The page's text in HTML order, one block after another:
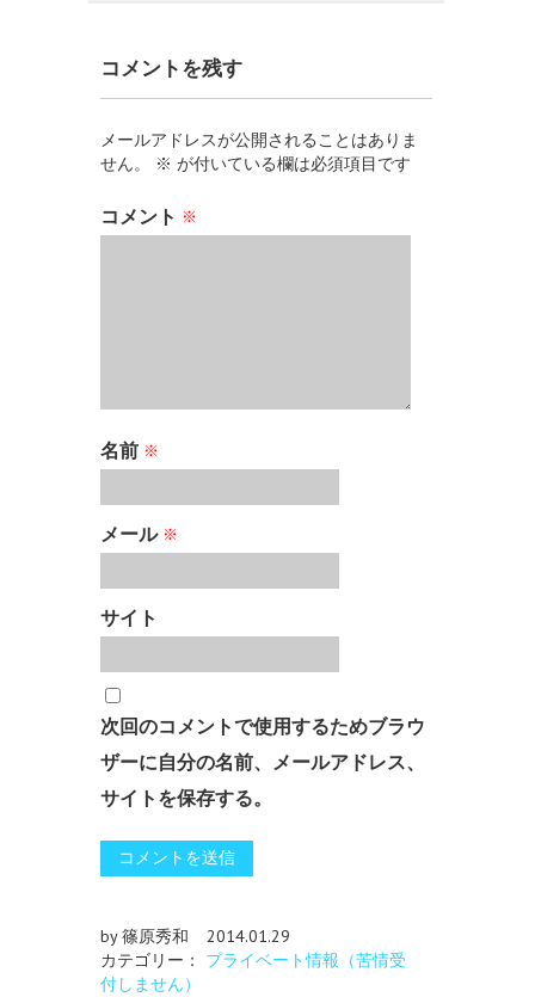
コメントを残す
メールアドレスが公開されることはありま
せん。
※ が付いている欄は必須項目です
コメント ※
名前 ※
メール ※
サイト
次回のコメントで使用するためブラウ
ザーに自分の名前、メールアドレス、
サイトを保存する。
by 篠原秀和
2014.01.29
カテゴリー： プライベート情報（苦情受
付しません）